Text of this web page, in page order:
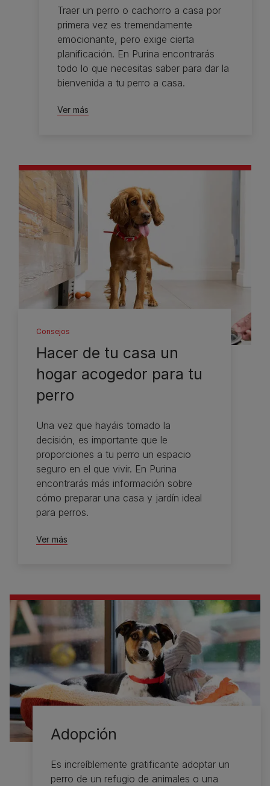
Traer un perro o cachorro a casa por
primera vez es tremendamente
emocionante, pero exige cierta
planificación. En Purina encontrarás
todo lo que necesitas saber para dar la
bienvenida a tu perro a casa.
Ver más
Consejos
Hacer de tu casa un
hogar acogedor para tu
perro
Una vez que hayáis tomado la
decisión, es importante que le
proporciones a tu perro un espacio
seguro en el que vivir. En Purina
encontrarás más información sobre
cómo preparar una casa y jardín ideal
para perros.
Ver más
Adopción
Es increíblemente gratificante adoptar un
perro de un refugio de animales o una